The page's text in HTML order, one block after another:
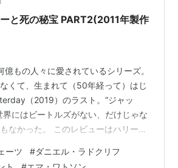
と死の秘宝 PART2(2011年製作
もの人々に愛されているシリーズ。
くて、生まれて（50年経って）はじ
（2019）のラスト。“ジャッ
界にはビートルズがない、だけじゃな
なかった。 このレビューはハリーポ
ぶんは、ハリーポッターについてま
ーツ #ダニエル・ラドクリフ